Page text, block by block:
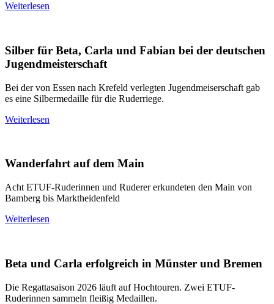
Weiterlesen
Silber für Beta, Carla und Fabian bei der deutschen
Jugendmeisterschaft
Bei der von Essen nach Krefeld verlegten Jugendmeiserschaft gab
es eine Silbermedaille für die Ruderriege.
Weiterlesen
Wanderfahrt auf dem Main
Acht ETUF-Ruderinnen und Ruderer erkundeten den Main von
Bamberg bis Marktheidenfeld
Weiterlesen
Beta und Carla erfolgreich in Münster und Bremen
Die Regattasaison 2026 läuft auf Hochtouren. Zwei ETUF-
Ruderinnen sammeln fleißig Medaillen.